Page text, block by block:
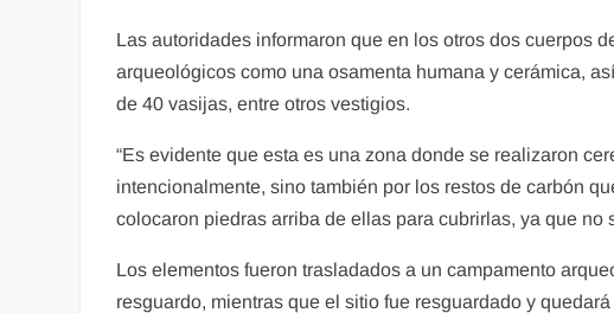
Las autoridades informaron que en los otros dos cuerpos
arqueológicos como una osamenta humana y cerámica,
de 40 vasijas, entre otros vestigios.
“Es evidente que esta es una zona donde se realizaron
intencionalmente, sino también por los restos de carbón
colocaron piedras arriba de ellas para cubrirlas, ya que no
Los elementos fueron trasladados a un campamento
resguardo, mientras que el sitio fue resguardado y